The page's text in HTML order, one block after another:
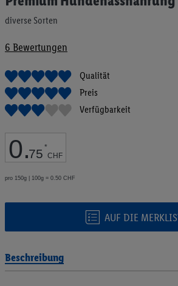
diverse Sorten
6 Bewertungen
Qualität
Preis
Verfügbarkeit
0.75 *
CHF
pro 150g | 100g = 0.50 CHF
AUF DIE
Anfang
der
springen
Beschreibung